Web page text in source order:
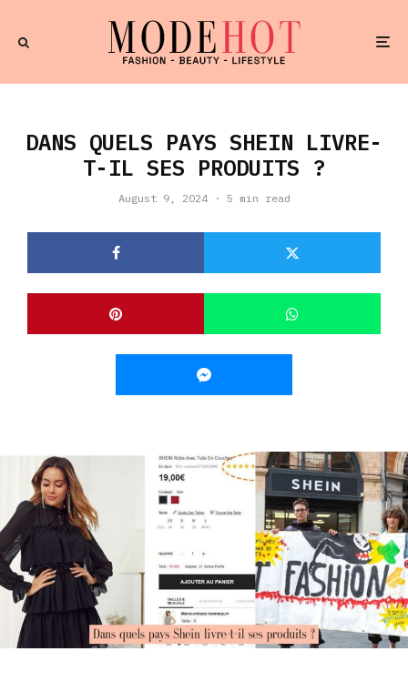
DANS QUELS PAYS SHEIN LIVRE-
T-IL SES PRODUITS ?
August 9, 2024 · 5 min read